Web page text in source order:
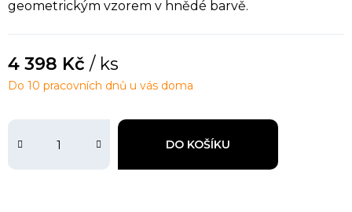
geometrickým vzorem v hnědé barvě.
4 398 Kč / ks
DO KOŠÍKU
Do 10 pracovních dnů u vás doma